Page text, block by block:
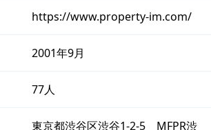
https://www.property-im.com/
2001年9月
77人
東京都渋谷区渋谷1-2-5 MFPR渋